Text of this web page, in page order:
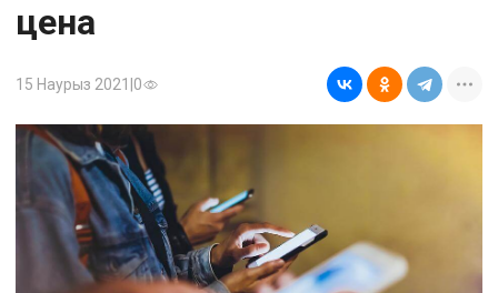
цена
15 Наурыз 2021 0